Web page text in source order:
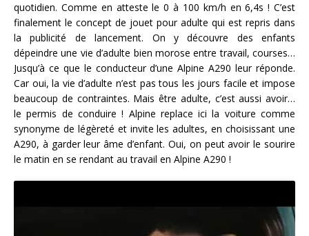
quotidien. Comme en atteste le 0 à 100 km/h en 6,4s ! C’est
finalement le concept de jouet pour adulte qui est repris dans
la publicité de lancement. On y découvre des enfants
dépeindre une vie d’adulte bien morose entre travail, courses…
Jusqu’à ce que le conducteur d’une Alpine A290 leur réponde.
Car oui, la vie d’adulte n’est pas tous les jours facile et impose
beaucoup de contraintes. Mais être adulte, c’est aussi avoir…
le permis de conduire ! Alpine replace ici la voiture comme
synonyme de légèreté et invite les adultes, en choisissant une
A290, à garder leur âme d’enfant. Oui, on peut avoir le sourire
le matin en se rendant au travail en Alpine A290 !